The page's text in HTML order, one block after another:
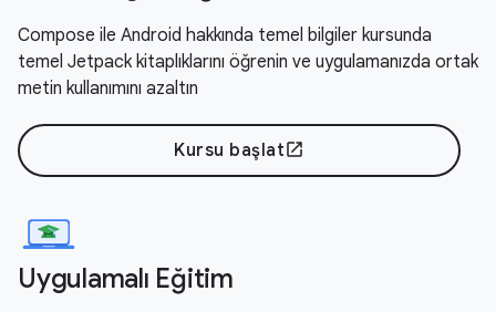
Compose ile Android hakkında temel bilgiler kursunda
temel Jetpack kitaplıklarını öğrenin ve uygulamanızda ortak
metin kullanımını azaltın
Kursu başlat open_in_new
Uygulamalı Eğitim